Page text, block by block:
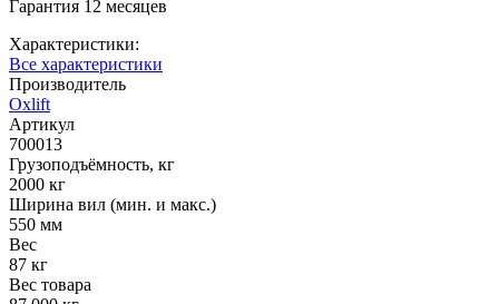
Гарантия 12 месяцев
Характеристики:
Все характеристики
Производитель
Oxlift
Артикул
700013
Грузоподъёмность, кг
2000 кг
Ширина вил (мин. и макс.)
550 мм
Вес
87 кг
Вес товара